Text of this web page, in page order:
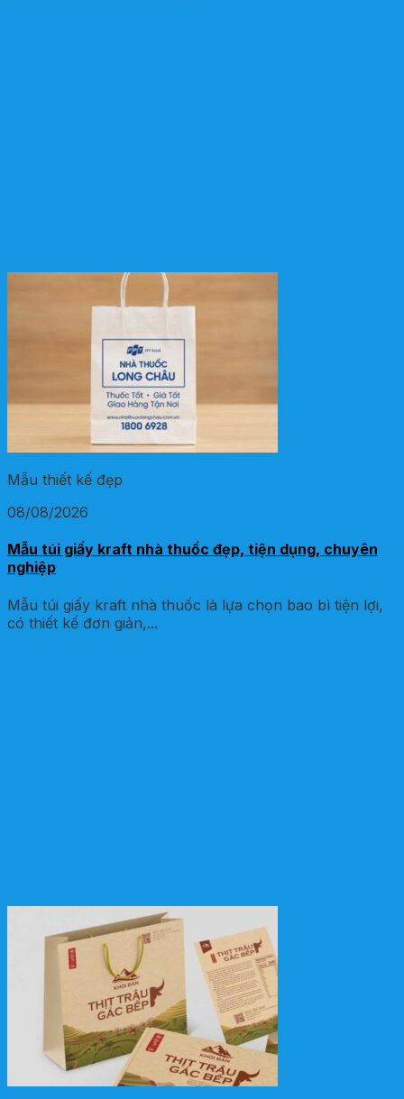
Mẫu thiết kế đẹp
08/08/2026
Mẫu túi giấy kraft nhà thuốc đẹp, tiện dụng, chuyên
nghiệp
Mẫu túi giấy kraft nhà thuốc là lựa chọn bao bì tiện lợi,
có thiết kế đơn giản,...